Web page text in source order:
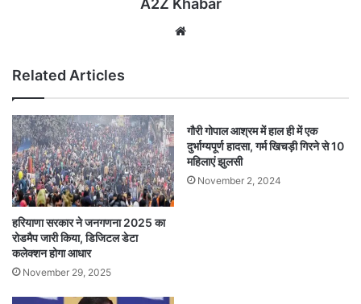
A2Z Khabar
Related Articles
हरियाणा सरकार ने जनगणना 2025 का
रोडमैप जारी किया, डिजिटल डेटा
कलेक्शन होगा आधार
November 29, 2025
गौरी गोपाल आश्रम में हाल ही में एक
दुर्भाग्यपूर्ण हादसा, गर्म खिचड़ी गिरने से 10
महिलाएं झुलसी
November 2, 2024